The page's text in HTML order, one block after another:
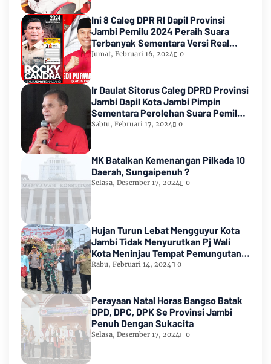
Ini 8 Caleg DPR RI Dapil Provinsi
Jambi Pemilu 2024 Peraih Suara
Terbanyak Sementara Versi Real
Count KPU RI
Jumat, Februari 16, 2024 0
Ir Daulat Sitorus Caleg DPRD Provinsi
Jambi Dapil Kota Jambi Pimpin
Sementara Perolehan Suara Pemilu
2024
Sabtu, Februari 17, 2024 0
MK Batalkan Kemenangan Pilkada 10
Daerah, Sungaipenuh ?
Selasa, Desember 17, 2024 0
Hujan Turun Lebat Mengguyur Kota
Jambi Tidak Menyurutkan Pj Wali
Kota Meninjau Tempat Pemungutan
Suara Pemilu 2024
Rabu, Februari 14, 2024 0
Perayaan Natal Horas Bangso Batak
DPD, DPC, DPK Se Provinsi Jambi
Penuh Dengan Sukacita
Selasa, Desember 17, 2024 0